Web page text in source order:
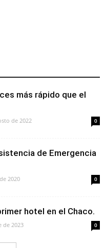
más rápido que el
de 2022 0
de Emergencia
2020 0
hotel en el Chaco.
de 2023 0